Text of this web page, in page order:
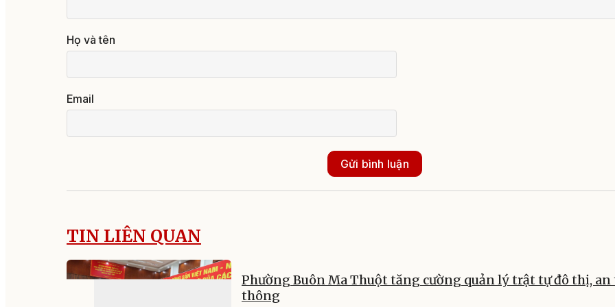
Họ và tên
Email
Gửi bình luận
TIN LIÊN QUAN
Phường Buôn Ma Thuột tăng cường quản lý trật tự đô thị, an
thông